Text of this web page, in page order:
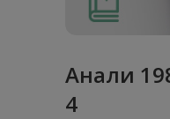
Анaли
4